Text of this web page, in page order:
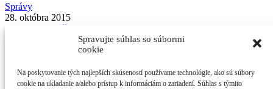
Spravujte súhlas so súbormi
cookie
Na poskytovanie tých najlepších skúseností používame technológie, ako sú súbory
cookie na ukladanie a/alebo prístup k informáciám o zariadení. Súhlas s týmito
Správy
28. októbra 2015
Palkovič
Piešťanské Tesco nebude otvorené non-stop
Obchodný reťazec skráti otváraciu dobu v desiatich mestách. Sú
medzi ...